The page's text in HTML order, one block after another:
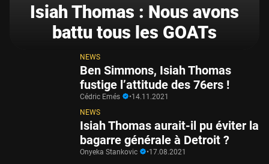
Isiah Thomas : Nous avons
battu tous les GOATs
NEWS
Ben Simmons, Isiah Thomas
fustige l’attitude des 76ers !
Cédric Emés •14.11.2021
NEWS
Isiah Thomas aurait-il pu éviter la
bagarre générale à Detroit ?
Onyeka Stankovic •17.08.2021